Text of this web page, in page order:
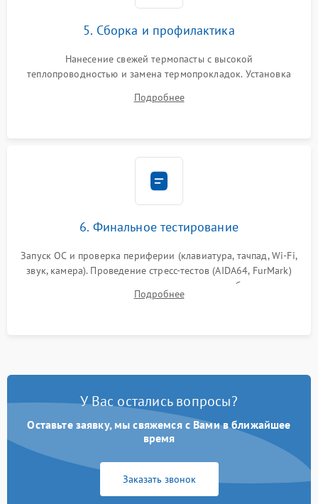
5. Сборка и профилактика
Нанесение свежей термопасты с высокой
теплопроводностью и замена термопрокладок. Установка
шлейфов, модулей памяти и накопителей. Предварительная
Подробнее
6. Финальное тестирование
Запуск ОС и проверка периферии (клавиатура, тачпад, Wi-Fi,
звук, камера). Проведение стресс-тестов (AIDA64, FurMark)
для контроля температурного режима и стабильности
системы под пиковой нагрузкой.
Подробнее
У Вас остались вопросы?
Оставьте заявку, мы свяжемся с Вами в ближайшее
время
Заказать звонок